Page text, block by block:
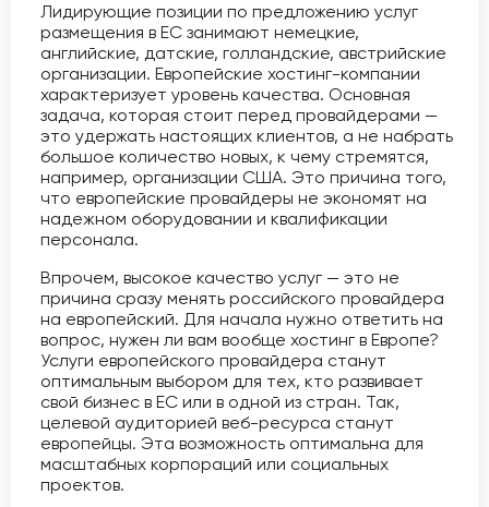
Лидирующие позиции по предложению услуг
размещения в ЕС занимают немецкие,
английские, датские, голландские, австрийские
организации. Европейские хостинг-компании
характеризует уровень качества. Основная
задача, которая стоит перед провайдерами —
это удержать настоящих клиентов, а не набрать
большое количество новых, к чему стремятся,
например, организации США. Это причина того,
что европейские провайдеры не экономят на
надежном оборудовании и квалификации
персонала.
Впрочем, высокое качество услуг — это не
причина сразу менять российского провайдера
на европейский. Для начала нужно ответить на
вопрос, нужен ли вам вообще хостинг в Европе?
Услуги европейского провайдера станут
оптимальным выбором для тех, кто развивает
свой бизнес в ЕС или в одной из стран. Так,
целевой аудиторией веб-ресурса станут
европейцы. Эта возможность оптимальна для
масштабных корпораций или социальных
проектов.